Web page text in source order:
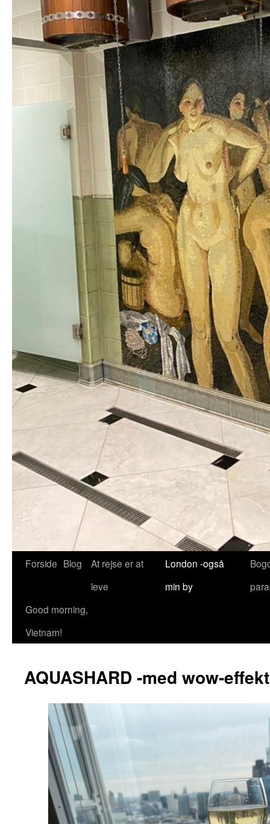
Forside Blog
At rejse er at
leve
London -også
min by
Good morning,
Vietnam!
AQUASHARD -med wow-